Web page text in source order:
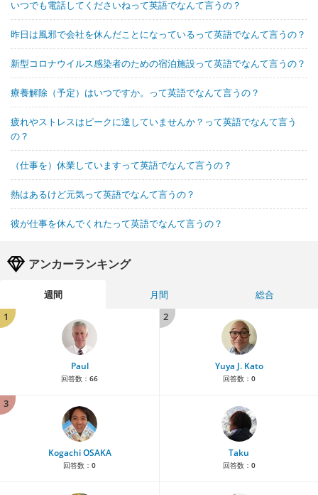
いつでも電話してくださいねって英語でなんて言うの？
昨日は風邪で会社を休んだことになっているって英語でなんて言うの？
新型コロナウイルス感染者のための宿泊施設って英語でなんて言うの？
療養解除（予定）はいつですか。って英語でなんて言うの？
疲れやストレスはピークに達していませんか？って英語でなんて言う
の？
（仕事を）休業していますって英語でなんて言うの？
熱はあるけど元気って英語でなんて言うの？
彼が仕事を休んでくれたって英語でなんて言うの？
アンカーランキング
週間 月間
総合
1
Paul
回答数： 66
2
Yuya J. Kato
回答数： 0
3
Kogachi OSAKA
回答数： 0
Taku
回答数： 0